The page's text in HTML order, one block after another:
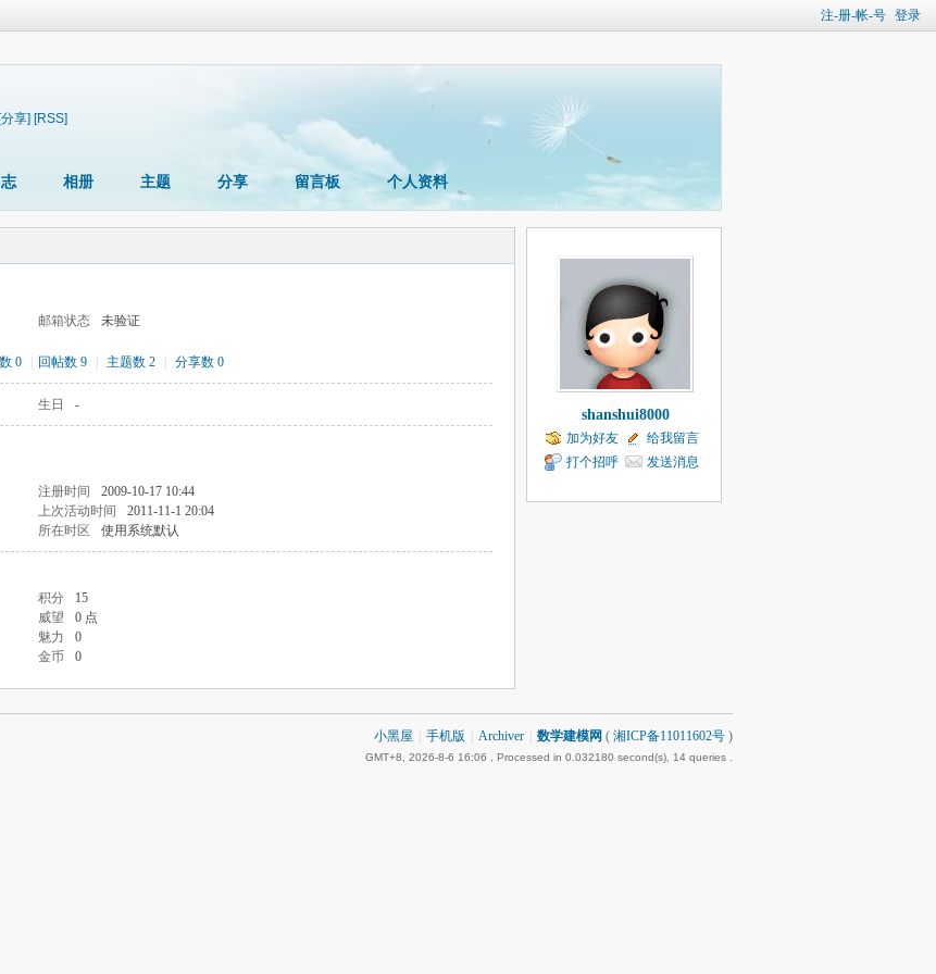
注-册-帐-号 登录
享] [RSS]
志 相册 主题 分享 留言板 个人资料
邮箱状态 未验证
0 回帖数 9 主题数 2 分享数 0
生日 -
注册时间
2009-10-17 10:44
上次活动时间
2011-11-1 20:04
所在时区 使用系统默认
积分
15
威望
0 点
魅力
0
金币 0
shanshui8000
加为好友
给我留言
打个招呼
发送消息
小黑屋 手机版 Archiver 数学建模网 ( 湘ICP备11011602号 )
GMT+8, 2026-8-6 16:06 , Processed in 0.032180 second(s), 14 queries .